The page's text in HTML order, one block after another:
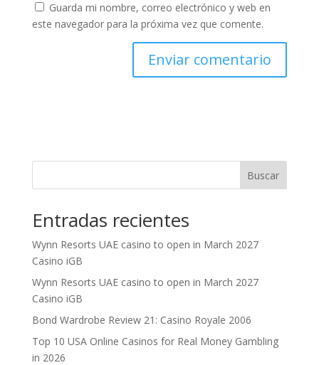
Guarda mi nombre, correo electrónico y web en
este navegador para la próxima vez que comente.
Buscar
Entradas recientes
Wynn Resorts UAE casino to open in March 2027
Casino iGB
Wynn Resorts UAE casino to open in March 2027
Casino iGB
Bond Wardrobe Review 21: Casino Royale 2006
Top 10 USA Online Casinos for Real Money Gambling
in 2026